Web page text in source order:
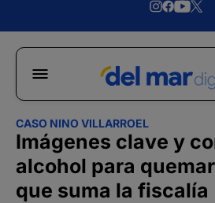
CASO NINO VILLARROEL
Imágenes clave y
alcohol para
que suma la fiscalía